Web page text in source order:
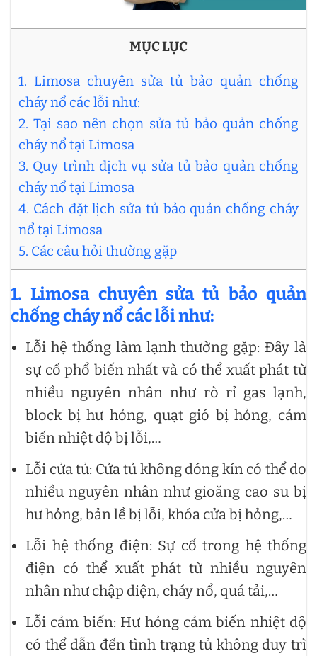
MỤC LỤC
1. Limosa chuyên sửa tủ bảo quản chống
cháy nổ các lỗi như:
2. Tại sao nên chọn sửa tủ bảo quản chống
cháy nổ tại Limosa
3. Quy trình dịch vụ sửa tủ bảo quản chống
cháy nổ tại Limosa
4. Cách đặt lịch sửa tủ bảo quản chống cháy
nổ tại Limosa
5. Các câu hỏi thường gặp
1. Limosa chuyên sửa tủ bảo quản
chống cháy nổ các lỗi như:
Lỗi hệ thống làm lạnh thường gặp: Đây là
sự cố phổ biến nhất và có thể xuất phát từ
nhiều nguyên nhân như rò rỉ gas lạnh,
block bị hư hỏng, quạt gió bị hỏng, cảm
biến nhiệt độ bị lỗi,…
Lỗi cửa tủ: Cửa tủ không đóng kín có thể do
nhiều nguyên nhân như gioăng cao su bị
hư hỏng, bản lề bị lỗi, khóa cửa bị hỏng,…
Lỗi hệ thống điện: Sự cố trong hệ thống
điện có thể xuất phát từ nhiều nguyên
nhân như chập điện, cháy nổ, quá tải,…
Lỗi cảm biến: Hư hỏng cảm biến nhiệt độ
có thể dẫn đến tình trạng tủ không duy trì